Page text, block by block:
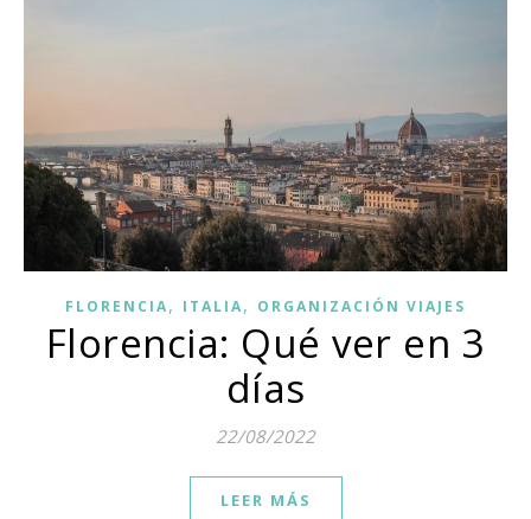
FLORENCIA, ITALIA, ORGANIZACIÓN VIAJES
Florencia: Qué ver en 3
días
22/08/2022
LEER MÁS